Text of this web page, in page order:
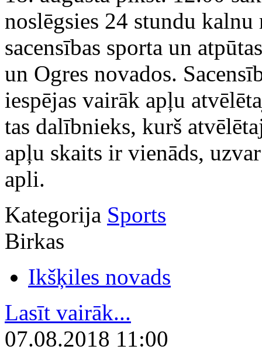
noslēgsies 24 stundu kalnu
sacensības sporta un
un Ogres novados.
iespējas vairāk apļu
tas dalībnieks, kurš
apļu skaits ir vienāds,
apli.
Kategorija Sports
Birkas
Ikšķiles novads
Lasīt vairāk...
07.08.2018 11:00